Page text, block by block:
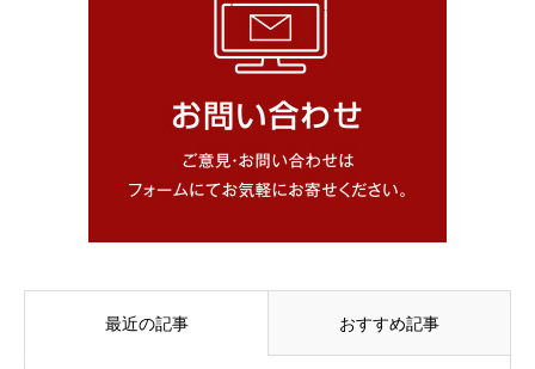
最近の記事 おすすめ記事